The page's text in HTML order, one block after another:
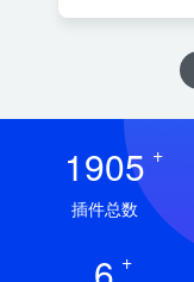
1905 +
插件总数
+